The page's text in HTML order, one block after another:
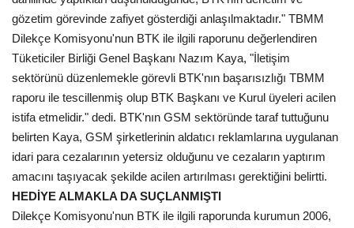
gözetim görevinde zafiyet gösterdiği anlaşılmaktadır." TBMM
Dilekçe Komisyonu'nun BTK ile ilgili raporunu değerlendiren
Tüketiciler Birliği Genel Başkanı Nazım Kaya, "İletişim
sektörünü düzenlemekle görevli BTK'nın başarısızlığı TBMM
raporu ile tescillenmiş olup BTK Başkanı ve Kurul üyeleri acilen
istifa etmelidir." dedi. BTK'nın GSM sektöründe taraf tuttuğunu
belirten Kaya, GSM şirketlerinin aldatıcı reklamlarına uygulanan
idari para cezalarının yetersiz olduğunu ve cezaların yaptırım
amacını taşıyacak şekilde acilen artırılması gerektiğini belirtti.
HEDİYE ALMAKLA DA SUÇLANMIŞTI
Dilekçe Komisyonu'nun BTK ile ilgili raporunda kurumun 2006,